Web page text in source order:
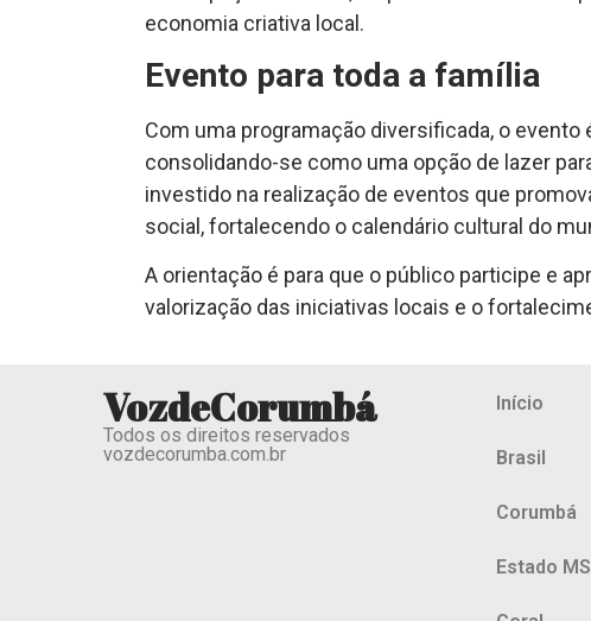
economia criativa local.
Evento para toda a família
Com uma programação diversificada, o
consolidando-se como uma opção de lazer
investido na realização de eventos que
social, fortalecendo o calendário cultural do
A orientação é para que o público participe e
valorização das iniciativas locais e o
VozdeCorumbá
Todos os direitos reservados
vozdecorumba.com.br
Início
Brasil
Corumbá
Estado MS